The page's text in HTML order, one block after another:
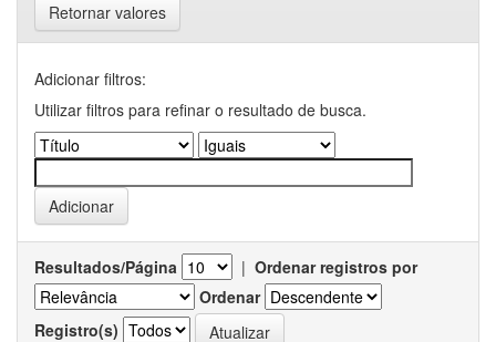
Retornar valores
Adicionar filtros:
Utilizar filtros para refinar o resultado de busca.
Resultados/Página | Ordenar registros por
Ordenar
Registro(s)